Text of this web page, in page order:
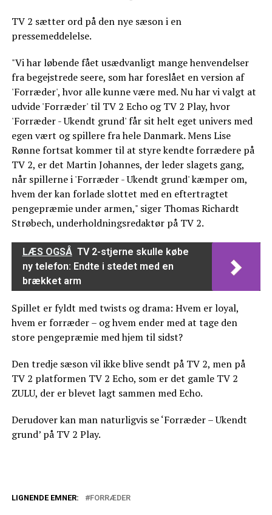
TV 2 sætter ord på den nye sæson i en
pressemeddelelse.
"Vi har løbende fået usædvanligt mange henvendelser
fra begejstrede seere, som har foreslået en version af
'Forræder', hvor alle kunne være med. Nu har vi valgt at
udvide 'Forræder' til TV 2 Echo og TV 2 Play, hvor
'Forræder - Ukendt grund' får sit helt eget univers med
egen vært og spillere fra hele Danmark. Mens Lise
Rønne fortsat kommer til at styre kendte forrædere på
TV 2, er det Martin Johannes, der leder slagets gang,
når spillerne i 'Forræder - Ukendt grund' kæmper om,
hvem der kan forlade slottet med en eftertragtet
pengepræmie under armen," siger Thomas Richardt
Strøbech, underholdningsredaktør på TV 2.
LÆS OGSÅ TV 2-stjerne skulle købe
ny telefon: Endte i stedet med en
brækket arm
Spillet er fyldt med twists og drama: Hvem er loyal,
hvem er forræder – og hvem ender med at tage den
store pengepræmie med hjem til sidst?
Den tredje sæson vil ikke blive sendt på TV 2, men på
TV 2 platformen TV 2 Echo, som er det gamle TV 2
ZULU, der er blevet lagt sammen med Echo.
Derudover kan man naturligvis se ‘Forræder – Ukendt
grund’ på TV 2 Play.
LIGNENDE EMNER: FORRÆDER